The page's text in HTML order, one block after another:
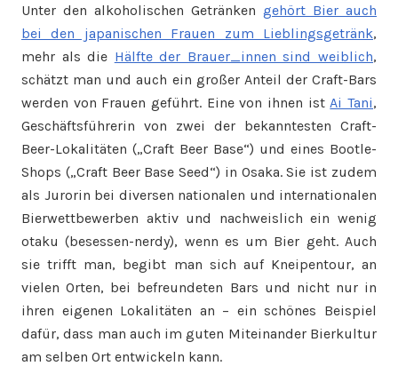
Unter den alkoholischen Getränken gehört Bier auch
bei den japanischen Frauen zum Lieblingsgetränk,
mehr als die Hälfte der Brauer_innen sind weiblich,
schätzt man und auch ein großer Anteil der Craft-Bars
werden von Frauen geführt. Eine von ihnen ist Ai Tani,
Geschäftsführerin von zwei der bekanntesten Craft-
Beer-Lokalitäten („Craft Beer Base“) und eines Bootle-
Shops („Craft Beer Base Seed“) in Osaka. Sie ist zudem
als Jurorin bei diversen nationalen und internationalen
Bierwettbewerben aktiv und nachweislich ein wenig
otaku (besessen-nerdy), wenn es um Bier geht. Auch
sie trifft man, begibt man sich auf Kneipentour, an
vielen Orten, bei befreundeten Bars und nicht nur in
ihren eigenen Lokalitäten an – ein schönes Beispiel
dafür, dass man auch im guten Miteinander Bierkultur
am selben Ort entwickeln kann.